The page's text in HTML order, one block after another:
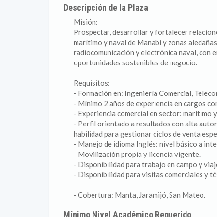
Descripción de la Plaza
Misión:
Prospectar, desarrollar y fortalecer
marítimo y naval de Manabí y zonas
radiocomunicación y electrónica naval, con
oportunidades sostenibles de negocio.
Requisitos:
- Formación en: Ingeniería Comercial,
- Mínimo 2 años de experiencia en cargos
- Experiencia comercial en sector: marítimo
- Perfil orientado a resultados con alta
habilidad para gestionar ciclos de venta
- Manejo de idioma Inglés: nivel básico a
- Movilización propia y licencia vigente.
- Disponibilidad para trabajo en campo y
- Disponibilidad para visitas comerciales y
- Cobertura: Manta, Jaramijó, San Mateo.
Mínimo Nivel Académico Requerido